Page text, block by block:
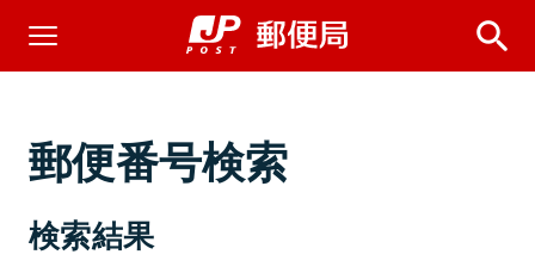
郵便番号検索
検索結果